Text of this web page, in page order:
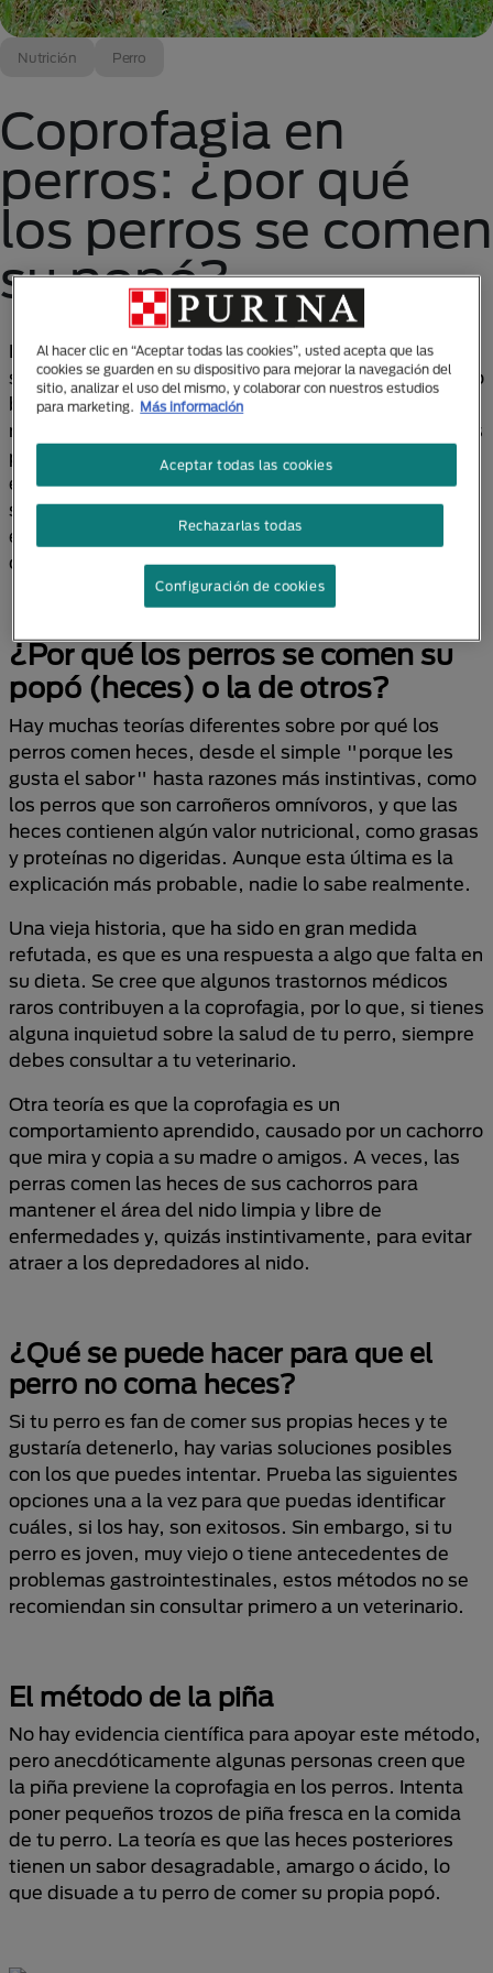
Nutrición Perro
Coprofagia en
perros: ¿por qué
los perros se comen
su popó?
La coprofagia es cuando los perros comen heces, ya
sean propias o de otro animal. Es un comportamiento
bastante desagradable con el que muchos de
nosotros arrugaremos la nariz, pero es común que los
perros lo hagan en algún momento de sus vidas. Sin
embargo, si se les da la oportunidad, muchos perros
se meterán felizmente en estiércol de caballo,
estiércol de vaca, excrementos de conejo u otras
ofertas similares.
¿Por qué los perros se comen su
popó (heces) o la de otros?
Hay muchas teorías diferentes sobre por qué los
perros comen heces, desde el simple "porque les
gusta el sabor" hasta razones más instintivas, como
los perros que son carroñeros omnívoros, y que las
heces contienen algún valor nutricional, como grasas
y proteínas no digeridas. Aunque esta última es la
explicación más probable, nadie lo sabe realmente.
Una vieja historia, que ha sido en gran medida
refutada, es que es una respuesta a algo que falta en
su dieta. Se cree que algunos trastornos médicos
raros contribuyen a la coprofagia, por lo que, si tienes
alguna inquietud sobre la salud de tu perro, siempre
debes consultar a tu veterinario.
Otra teoría es que la coprofagia es un
comportamiento aprendido, causado por un cachorro
que mira y copia a su madre o amigos. A veces, las
perras comen las heces de sus cachorros para
mantener el área del nido limpia y libre de
enfermedades y, quizás instintivamente, para evitar
atraer a los depredadores al nido.
¿Qué se puede hacer para que el
perro no coma heces?
Si tu perro es fan de comer sus propias heces y te
gustaría detenerlo, hay varias soluciones posibles
con los que puedes intentar. Prueba las siguientes
opciones una a la vez para que puedas identificar
cuáles, si los hay, son exitosos. Sin embargo, si tu
perro es joven, muy viejo o tiene antecedentes de
problemas gastrointestinales, estos métodos no se
recomiendan sin consultar primero a un veterinario.
El método de la piña
No hay evidencia científica para apoyar este método,
pero anecdóticamente algunas personas creen que
la piña previene la coprofagia en los perros. Intenta
poner pequeños trozos de piña fresca en la comida
de tu perro. La teoría es que las heces posteriores
tienen un sabor desagradable, amargo o ácido, lo
que disuade a tu perro de comer su propia popó.
Al hacer clic en “Aceptar todas las cookies”, usted acepta que las
cookies se guarden en su dispositivo para mejorar la navegación del
sitio, analizar el uso del mismo, y colaborar con nuestros estudios
para marketing. Más información
Rechazarlas todas
Aceptar todas las cookies
Configuración de cookies